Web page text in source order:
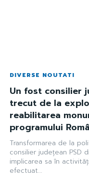
DIVERSE NOUTATI
Un fost consilier
trecut de la
reabilitarea
programului
Transformarea de la
consilier județean PSD
implicarea sa în
efectuat...